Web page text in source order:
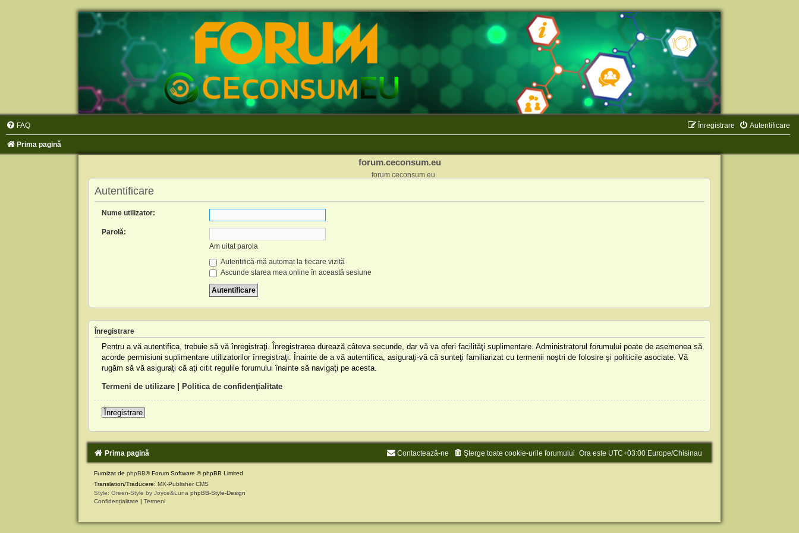
FAQ Autentificare
Înregistrare
Prima pagină
forum.ceconsum.eu
forum.ceconsum.eu
Autentificare
Nume utilizator:
Parolă:
Am uitat parola
Autentifică-mă automat la fiecare vizită
Ascunde starea mea online în această sesiune
Înregistrare
Pentru a vă autentifica, trebuie să vă înregistraţi. Înregistrarea durează câteva secunde, dar vă va oferi facilităţi suplimentare. Administratorul forumului poate de asemenea să
acorde permisiuni suplimentare utilizatorilor înregistraţi. Înainte de a vă autentifica, asiguraţi-vă că sunteţi familiarizat cu termenii noştri de folosire şi politicile asociate. Vă
rugăm să vă asiguraţi că aţi citit regulile forumului înainte să navigaţi pe acesta.
Termeni de utilizare| Politica de confidenţialitate
Înregistrare
Prima pagină Ora este UTC+03:00 Europe/Chisinau
Şterge toate cookie-urile forumului
Contactează-ne
Furnizat de phpBB® Forum Software © phpBB Limited
Translation/Traducere: MX-Publisher CMS
Style: Green-Style by Joyce&Luna phpBB-Style-Design
Confidențialitate | Termeni